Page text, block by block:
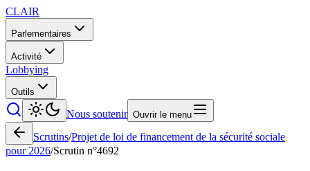
CLAIR
Parlementaires
Activité
Lobbying
Outils
Nous soutenir Ouvrir le menu
Scrutins/Projet de loi de financement de la sécurité sociale
pour 2026/Scrutin n°4692